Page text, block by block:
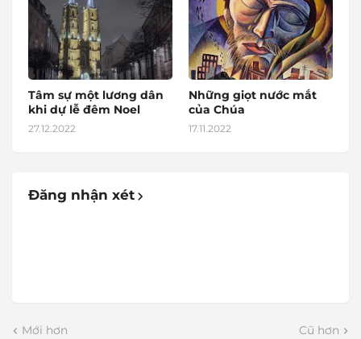
Tâm sự một lương dân
khi dự lễ đêm Noel
27.12.2022
Những giọt nước mắt
của Chúa
17.11.2022
Đăng nhận xét
Mới hơn Cũ hơn